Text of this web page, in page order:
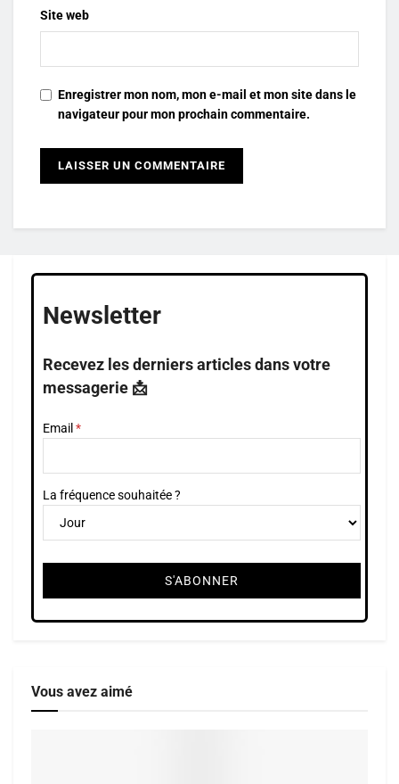
Site web
Enregistrer mon nom, mon e-mail et mon site dans le
navigateur pour mon prochain commentaire.
Newsletter
Recevez les derniers articles dans votre
messagerie 📩
Email
La fréquence souhaitée ?
Vous avez aimé